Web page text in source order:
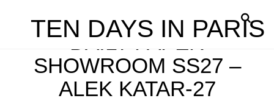
TEN DAYS IN PARIS
DAILY PAPER
SHOWROOM SS27 –
ALEK KATAR-27